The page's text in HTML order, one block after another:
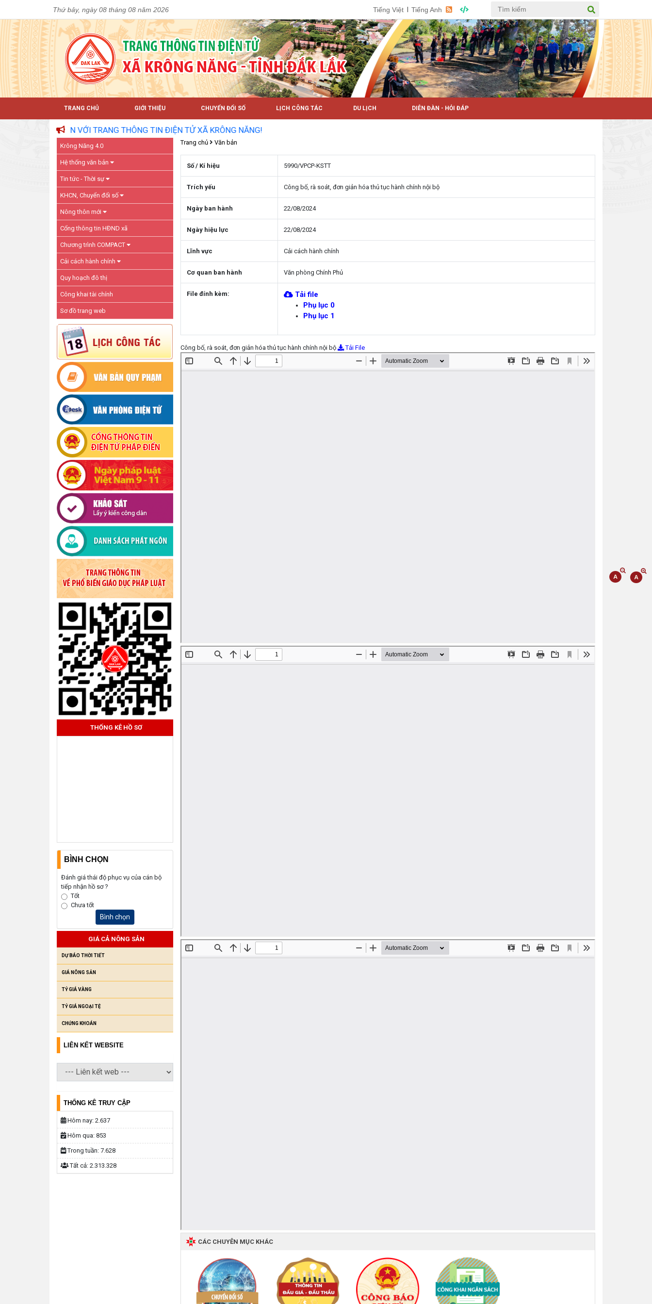
Thứ bảy, ngày 08 tháng 08 năm 2026 Tiếng Việt Tiếng Anh
TRANG CHỦ GIỚI THIỆU CHUYỂN ĐỔI SỐ LỊCH CÔNG TÁC DU LỊCH DIỄN ĐÀN - HỎI ĐÁP
VỊ ĐẾN VỚI TRANG THÔNG TIN ĐIỆN TỬ XÃ KRÔNG NĂNG!
Krông Năng 4.0
Hệ thống văn bản
Tin tức - Thời sự
KHCN, Chuyển đổi số
Nông thôn mới
Cổng thông tin HĐND xã
Chương trình COMPACT
Cải cách hành chính
Quy hoạch đô thị
Công khai tài chính
Sơ đồ trang web
THỐNG KÊ HỒ SƠ
BÌNH CHỌN
Đánh giá thái độ phục vụ của cán bộ
tiếp nhận hồ sơ ?
Tốt
Chưa tốt
Bình chọn
GIÁ CẢ NÔNG SẢN
DỰ BÁO THỜI TIẾT
GIÁ NÔNG SẢN
TỶ GIÁ VÀNG
TỶ GIÁ NGOẠI TỆ
CHỨNG KHOÁN
LIÊN KẾT WEBSITE
THỐNG KÊ TRUY CẬP
Hôm nay: 2.637
Hôm qua: 853
Trong tuần: 7.628
Tất cả: 2.313.328
Trang chủ Văn bản
Số / Kí hiệu 5990/VPCP-KSTT
Trích yếu Công bố, rà soát, đơn giản hóa thủ tục hành chính nội bộ
Ngày ban hành 22/08/2024
Ngày hiệu lực 22/08/2024
Lĩnh vực Cải cách hành chính
Cơ quan ban hành Văn phòng Chính Phủ
File đính kèm:
Tải file
Phụ lục 0
Phụ lục 1
Công bố, rà soát, đơn giản hóa thủ tục hành chính nội bộ Tải File
CÁC CHUYÊN MỤC KHÁC